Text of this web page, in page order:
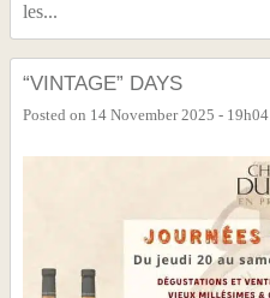
les...
“VINTAGE” DAYS
Posted on 14 November 2025 - 19h04